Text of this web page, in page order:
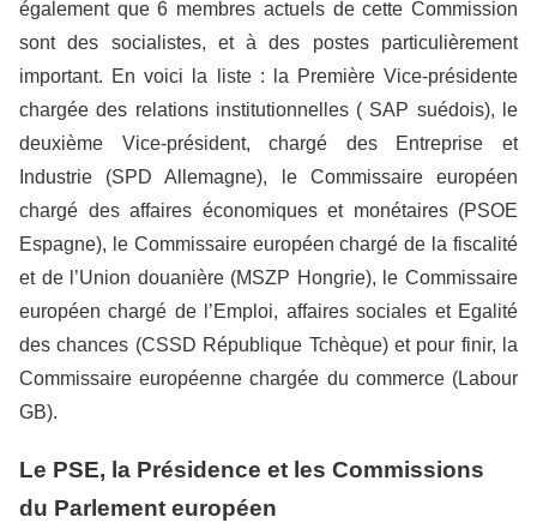
également que 6 membres actuels de cette Commission
sont des socialistes, et à des postes particulièrement
important. En voici la liste : la Première Vice-présidente
chargée des relations institutionnelles ( SAP suédois), le
deuxième Vice-président, chargé des Entreprise et
Industrie (SPD Allemagne), le Commissaire européen
chargé des affaires économiques et monétaires (PSOE
Espagne), le Commissaire européen chargé de la fiscalité
et de l’Union douanière (MSZP Hongrie), le Commissaire
européen chargé de l’Emploi, affaires sociales et Egalité
des chances (CSSD République Tchèque) et pour finir, la
Commissaire européenne chargée du commerce (Labour
GB).
Le PSE, la Présidence et les Commissions
du Parlement européen